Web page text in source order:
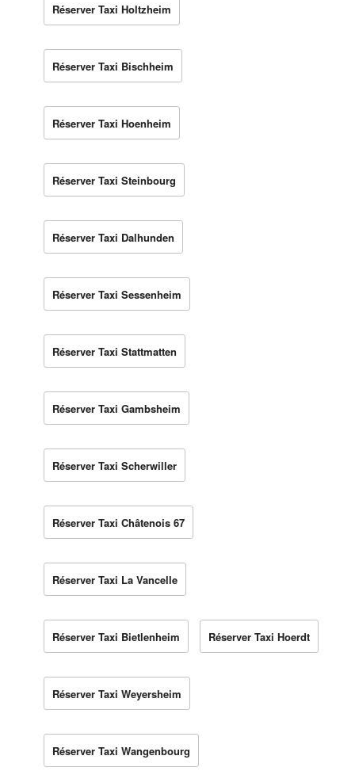
Réserver Taxi Holtzheim
Réserver Taxi Bischheim
Réserver Taxi Hoenheim
Réserver Taxi Steinbourg
Réserver Taxi Dalhunden
Réserver Taxi Sessenheim
Réserver Taxi Stattmatten
Réserver Taxi Gambsheim
Réserver Taxi Scherwiller
Réserver Taxi Châtenois 67
Réserver Taxi La Vancelle
Réserver Taxi Bietlenheim Réserver Taxi Hoerdt
Réserver Taxi Weyersheim
Réserver Taxi Wangenbourg